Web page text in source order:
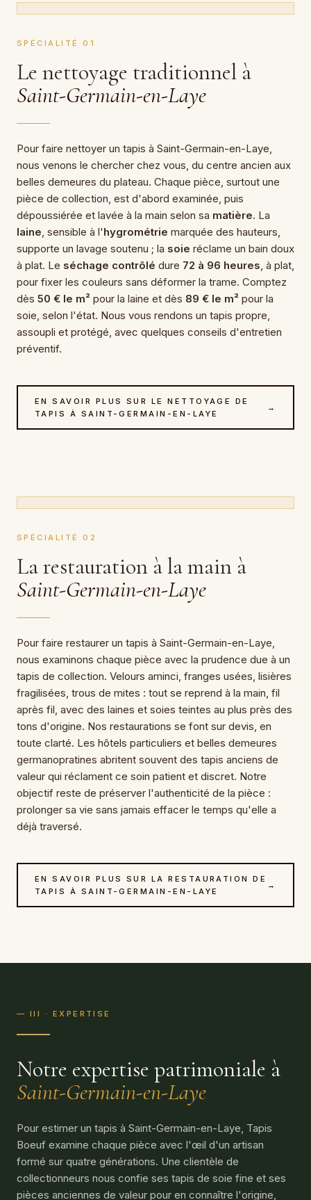
SPÉCIALITÉ 01
Le nettoyage traditionnel à
Saint-Germain-en-Laye
Pour faire nettoyer un tapis à Saint-Germain-en-Laye,
nous venons le chercher chez vous, du centre ancien aux
belles demeures du plateau. Chaque pièce, surtout une
pièce de collection, est d'abord examinée, puis
dépoussiérée et lavée à la main selon sa matière. La
laine, sensible à l'hygrométrie marquée des hauteurs,
supporte un lavage soutenu ; la soie réclame un bain doux
à plat. Le séchage contrôlé dure 72 à 96 heures, à plat,
pour fixer les couleurs sans déformer la trame. Comptez
dès 50 € le m² pour la laine et dès 89 € le m² pour la
soie, selon l'état. Nous vous rendons un tapis propre,
assoupli et protégé, avec quelques conseils d'entretien
préventif.
EN SAVOIR PLUS SUR LE NETTOYAGE DE
TAPIS À SAINT-GERMAIN-EN-LAYE
→
SPÉCIALITÉ 02
La restauration à la main à
Saint-Germain-en-Laye
Pour faire restaurer un tapis à Saint-Germain-en-Laye,
nous examinons chaque pièce avec la prudence due à un
tapis de collection. Velours aminci, franges usées, lisières
fragilisées, trous de mites : tout se reprend à la main, fil
après fil, avec des laines et soies teintes au plus près des
tons d'origine. Nos restaurations se font sur devis, en
toute clarté. Les hôtels particuliers et belles demeures
germanopratines abritent souvent des tapis anciens de
valeur qui réclament ce soin patient et discret. Notre
objectif reste de préserver l'authenticité de la pièce :
prolonger sa vie sans jamais effacer le temps qu'elle a
déjà traversé.
EN SAVOIR PLUS SUR LA RESTAURATION DE
TAPIS À SAINT-GERMAIN-EN-LAYE
→
— III · EXPERTISE
Notre expertise patrimoniale à
Saint-Germain-en-Laye
Pour estimer un tapis à Saint-Germain-en-Laye, Tapis
Boeuf examine chaque pièce avec l'œil d'un artisan
formé sur quatre générations. Une clientèle de
collectionneurs nous confie ses tapis de soie fine et ses
pièces anciennes de valeur pour en connaître l'origine,